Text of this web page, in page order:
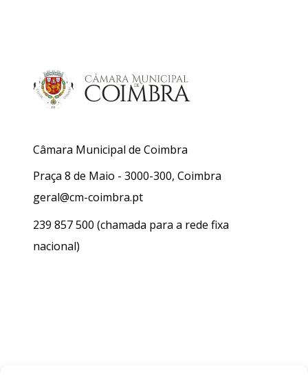
Câmara Municipal de Coimbra
Praça 8 de Maio - 3000-300, Coimbra
geral@cm-coimbra.pt
239 857 500 (chamada para a rede fixa
nacional)